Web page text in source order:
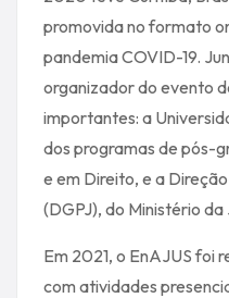
promovida no formato
pandemia COVID-19.
organizador do evento
importantes: a
dos programas de pós-
e em Direito, e a
(DGPJ), do Ministério
Em 2021, o EnAJUS foi
com atividades